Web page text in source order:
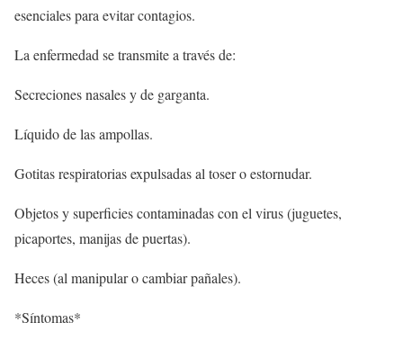
esenciales para evitar contagios.
La enfermedad se transmite a través de:
Secreciones nasales y de garganta.
Líquido de las ampollas.
Gotitas respiratorias expulsadas al toser o estornudar.
Objetos y superficies contaminadas con el virus (juguetes,
picaportes, manijas de puertas).
Heces (al manipular o cambiar pañales).
*Síntomas*